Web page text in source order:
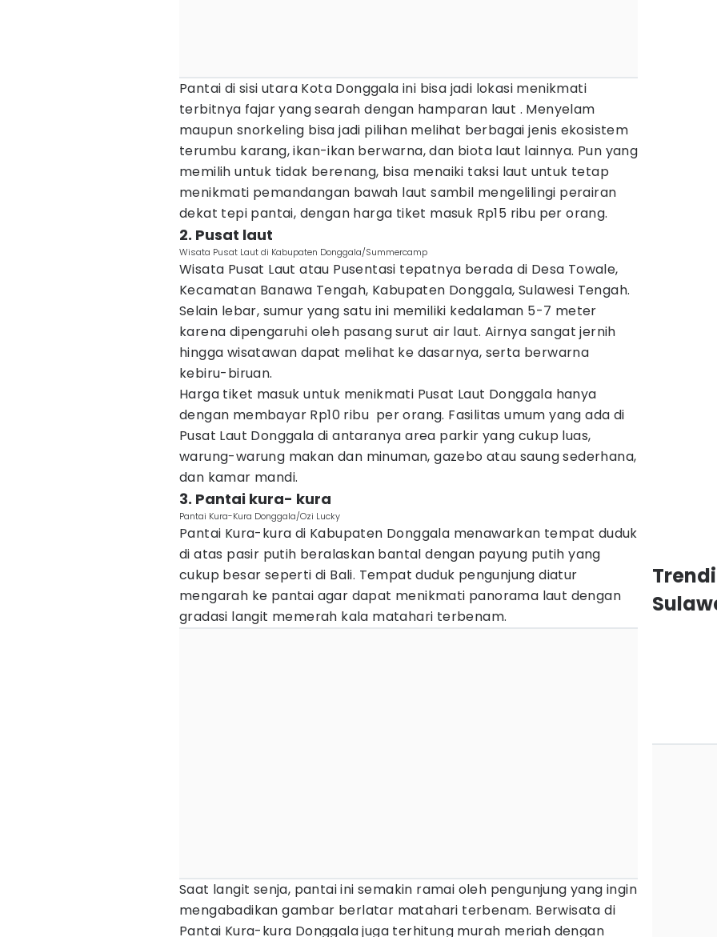
Pantai di sisi utara Kota Donggala ini bisa jadi lokasi menikmati
terbitnya fajar yang searah dengan hamparan laut . Menyelam
maupun snorkeling bisa jadi pilihan melihat berbagai jenis ekosistem
terumbu karang, ikan-ikan berwarna, dan biota laut lainnya. Pun yang
memilih untuk tidak berenang, bisa menaiki taksi laut untuk tetap
menikmati pemandangan bawah laut sambil mengelilingi perairan
dekat tepi pantai, dengan harga tiket masuk Rp15 ribu per orang.
2. Pusat laut
Wisata Pusat Laut di Kabupaten Donggala/Summercamp
Wisata Pusat Laut atau Pusentasi tepatnya berada di Desa Towale,
Kecamatan Banawa Tengah, Kabupaten Donggala, Sulawesi Tengah.
Selain lebar, sumur yang satu ini memiliki kedalaman 5-7 meter
karena dipengaruhi oleh pasang surut air laut. Airnya sangat jernih
hingga wisatawan dapat melihat ke dasarnya, serta berwarna
kebiru-biruan.
Harga tiket masuk untuk menikmati Pusat Laut Donggala hanya
dengan membayar Rp10 ribu per orang. Fasilitas umum yang ada di
Pusat Laut Donggala di antaranya area parkir yang cukup luas,
warung-warung makan dan minuman, gazebo atau saung sederhana,
dan kamar mandi.
3. Pantai kura- kura
Pantai Kura-Kura Donggala/Ozi Lucky
Pantai Kura-kura di Kabupaten Donggala menawarkan tempat duduk
di atas pasir putih beralaskan bantal dengan payung putih yang
cukup besar seperti di Bali. Tempat duduk pengunjung diatur
mengarah ke pantai agar dapat menikmati panorama laut dengan
gradasi langit memerah kala matahari terbenam.
Saat langit senja, pantai ini semakin ramai oleh pengunjung yang ingin
mengabadikan gambar berlatar matahari terbenam. Berwisata di
Pantai Kura-kura Donggala juga terhitung murah meriah dengan